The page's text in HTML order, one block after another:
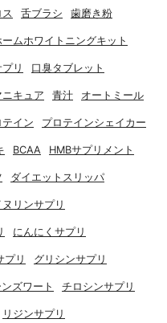
舌ブラシ 歯磨き粉
ームホワイトニングキット
リ 口臭タブレット
ニキュア 青汁 オートミール
テイン プロテインシェイカー
BCAA HMBサプリメント
ダイエットスリッパ
ヌリンサプリ
にんにくサプリ
プリ グリシンサプリ
ズワート チロシンサプリ
リジンサプリ